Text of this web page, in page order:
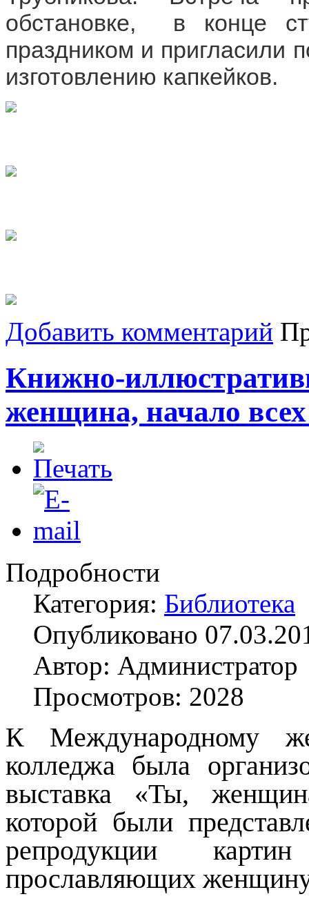
обстановке,  в конце
праздником и пригласили
изготовлению капкейков.
Добавить комментарий
Книжно-
женщина, начало
Подробности
Категория: Библиотека
Опубликовано
Автор: Администратор
Просмотров: 2028
К Международному
колледжа была
выставка «Ты,
которой были
репродукции
прославляющих